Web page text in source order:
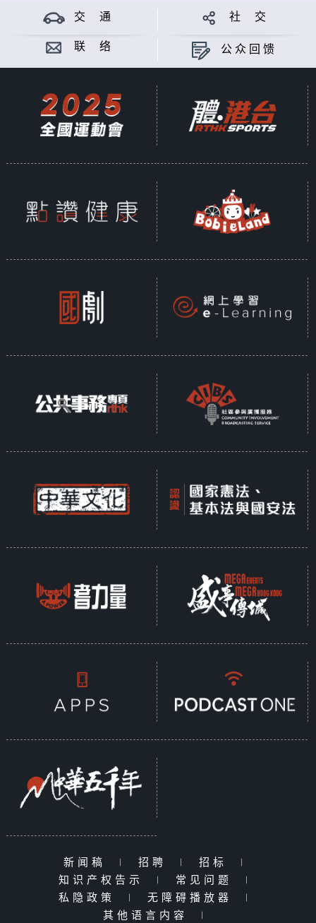
交 通 社 交
联 络 公众回馈
新闻稿 | 招聘 | 招标
|
知识产权告示
| 常见问题
|
私隐政策
| 无障碍播放器
|
其他语言内容
|